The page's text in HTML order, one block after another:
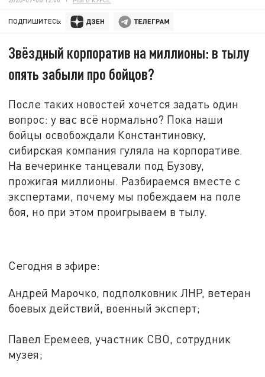
ПОДПИШИТЕСЬ:
Звёздный корпоратив на миллионы: в тылу
опять забыли про бойцов?
После таких новостей хочется задать один
вопрос: у вас всё нормально? Пока наши
бойцы освобождали Константиновку,
сибирская компания гуляла на корпоративе.
На вечеринке танцевали под Бузову,
прожигая миллионы. Разбираемся вместе с
экспертами, почему мы побеждаем на поле
боя, но при этом проигрываем в тылу.
Сегодня в эфире:
Андрей Марочко, подполковник ЛНР, ветеран
боевых действий, военный эксперт;
Павел Еремеев, участник СВО, сотрудник
музея;